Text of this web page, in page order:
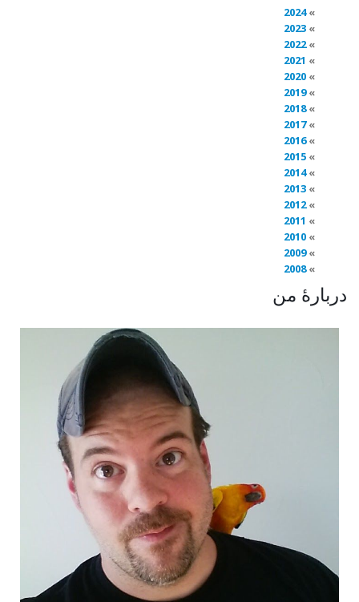
2024
2023
2022
2021
2020
2019
2018
2017
2016
2015
2014
2013
2012
2011
2010
2009
2008
دربارهٔ من